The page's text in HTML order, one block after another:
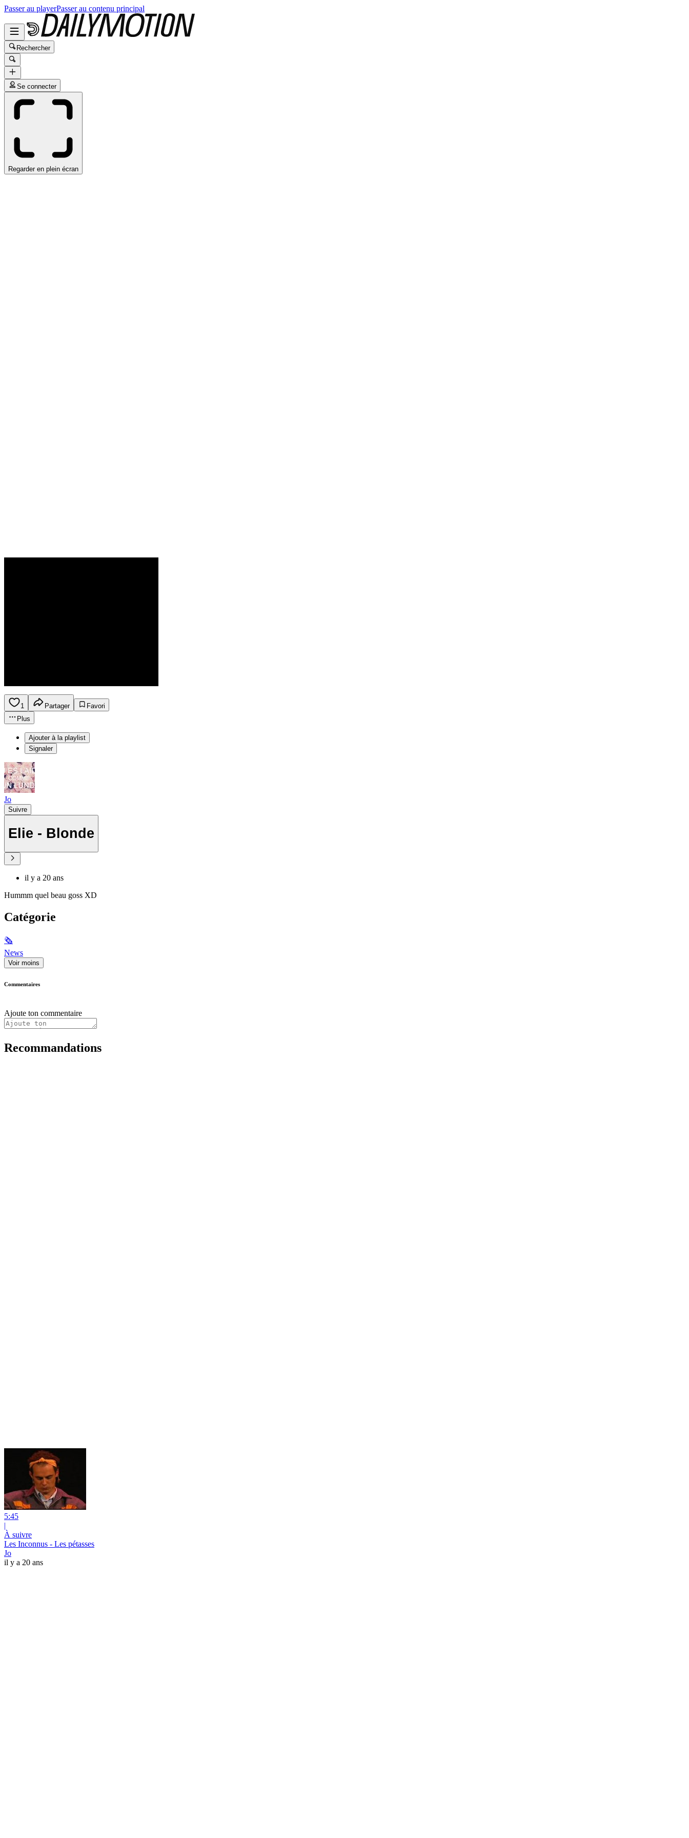
Passer au playerPasser au contenu principal
Rechercher
Se connecter
Regarder en plein écran
1 Partager
Favori
Plus
Ajouter à la playlist
Signaler
Jo
Suivre
Elie - Blonde
il y a 20 ans
Hummm quel beau goss XD
Catégorie
🗞
News
Voir moins
Commentaires
Ajoute ton commentaire
Recommandations
5:45
|
À suivre
Les Inconnus - Les pétasses
Jo
il y a 20 ans